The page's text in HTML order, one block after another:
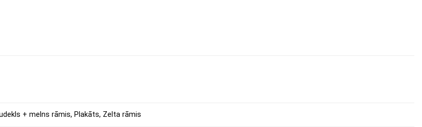
+ melns rāmis, Plakāts, Zelta rāmis